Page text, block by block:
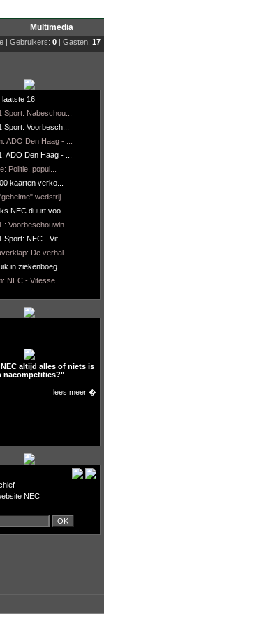
Multimedia
| Gebruikers: 0 | Gasten: 17
laatste 16
Sport: Nabeschou...
Sport: Voorbesch...
ADO Den Haag - ...
ADO Den Haag - ...
Politie, popul...
kaarten verko...
wedstrij...
NEC duurt voo...
: Voorbeschouwin...
Sport: NEC - Vit...
De verhal...
in ziekenboeg ...
NEC - Vitesse
altijd alles of niets is
nacompetities?"
lees meer �
NEC